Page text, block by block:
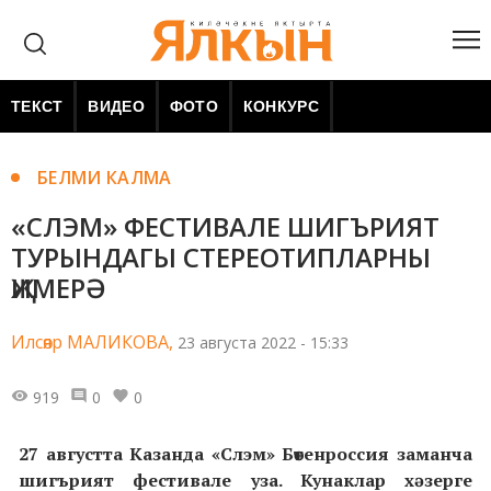
ТЕКСТ ВИДЕО ФОТО КОНКУРС
БЕЛМИ КАЛМА
«СЛЭМ» ФЕСТИВАЛЕ ШИГЪРИЯТ
ТУРЫНДАГЫ СТЕРЕОТИПЛАРНЫ
ҖИМЕРӘ
Илсөяр МАЛИКОВА, 23 августа 2022 - 15:33
919 0 0
27 августта Казанда «Слэм» Бөтенроссия заманча
шигърият фестивале уза. Кунаклар хәзерге